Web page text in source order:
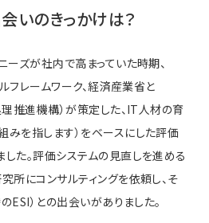
いのきっかけは？
ズが社内で高まっていた時期、
フレームワーク、経済産業省と
推進機構）が策定した、IT人材の育
を指します）をベースにした評価
た。評価システムの見直しを進める
所にコンサルティングを依頼し、そ
ESI）との出会いがありました。